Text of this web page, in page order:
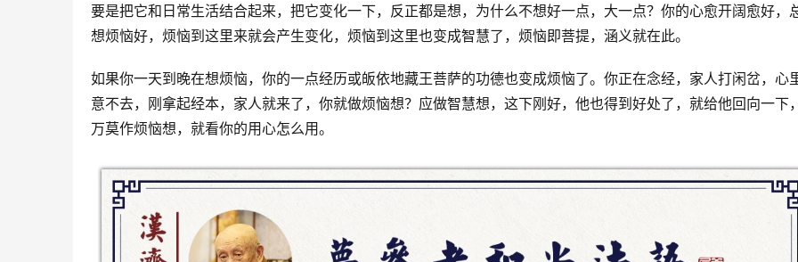
要是把它和日常生活结合起来，把它变化一下，反正都是想，为什么不想好一点，大一点？你的心愈开阔愈好，
想烦恼好，烦恼到这里来就会产生变化，烦恼到这里也变成智慧了，烦恼即菩提，涵义就在此。
如果你一天到晚在想烦恼，你的一点经历或皈依地藏王菩萨的功德也变成烦恼了。你正在念经，家人打闲岔，心
意不去，刚拿起经本，家人就来了，你就做烦恼想？应做智慧想，这下刚好，他也得到好处了，就给他回向一下
万莫作烦恼想，就看你的用心怎么用。